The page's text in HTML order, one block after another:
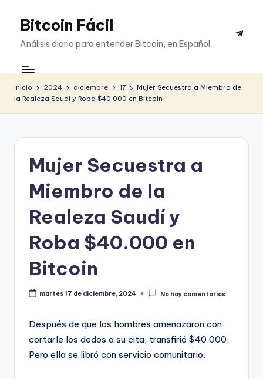
SaltarBitcoin Fácil
Análisis diario para entender Bitcoin, en Español
Inicio 2024 diciembre 17
Mujer Secuestra a Miembro de
la Realeza Saudí y Roba $40.000 en Bitcoin
Mujer Secuestra a
Miembro de la
Realeza Saudí y
Roba $40.000 en
Bitcoin
martes 17 de diciembre, 2024 No hay comentarios
Después de que los hombres amenazaron con
cortarle los dedos a su cita, transfirió $40.000.
Pero ella se libró con servicio comunitario.